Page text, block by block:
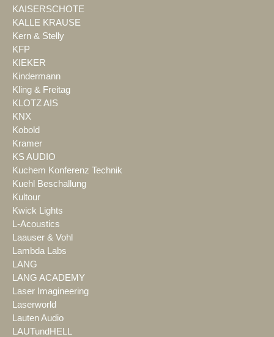
KAISERSCHOTE
KALLE KRAUSE
Kern & Stelly
KFP
KIEKER
Kindermann
Kling & Freitag
KLOTZ AIS
KNX
Kobold
Kramer
KS AUDIO
Kuchem Konferenz Technik
Kuehl Beschallung
Kultour
Kwick Lights
L-Acoustics
Laauser & Vohl
Lambda Labs
LANG
LANG ACADEMY
Laser Imagineering
Laserworld
Lauten Audio
LAUTundHELL